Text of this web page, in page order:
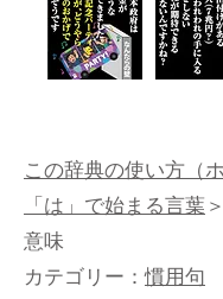
この辞典の使い方（
「は」で始まる言葉
意味
カテゴリー：慣用句